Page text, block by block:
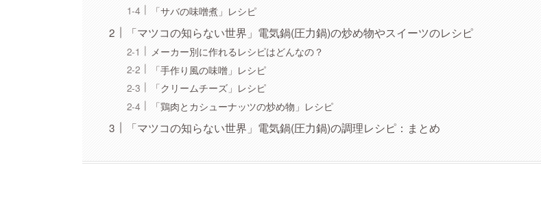
「サバの味噌煮」レシピ
「マツコの知らない世界」電気鍋(圧力鍋)の炒め物やスイーツのレシピ
メーカー別に作れるレシピはどんなの？
「手作り風の味噌」レシピ
「クリームチーズ」レシピ
「鶏肉とカシューナッツの炒め物」レシピ
「マツコの知らない世界」電気鍋(圧力鍋)の調理レシピ：まとめ